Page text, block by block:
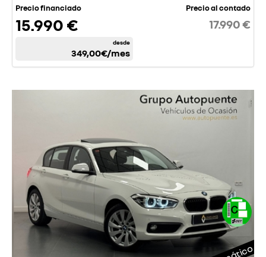
Precio financiado
15.990 €
desde
349,00€/mes
Precio al contado
17.990 €